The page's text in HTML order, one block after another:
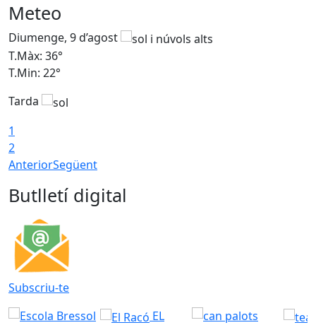
Meteo
Diumenge, 9 d’agost
T.Màx: 36°
T.Min: 22°
Tarda
1
2
AnteriorSegüent
Butlletí digital
Subscriu-te
EL